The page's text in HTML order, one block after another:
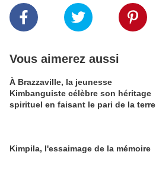
Vous aimerez aussi
À Brazzaville, la jeunesse
Kimbanguiste célèbre son héritage
spirituel en faisant le pari de la terre
Kimpila, l'essaimage de la mémoire